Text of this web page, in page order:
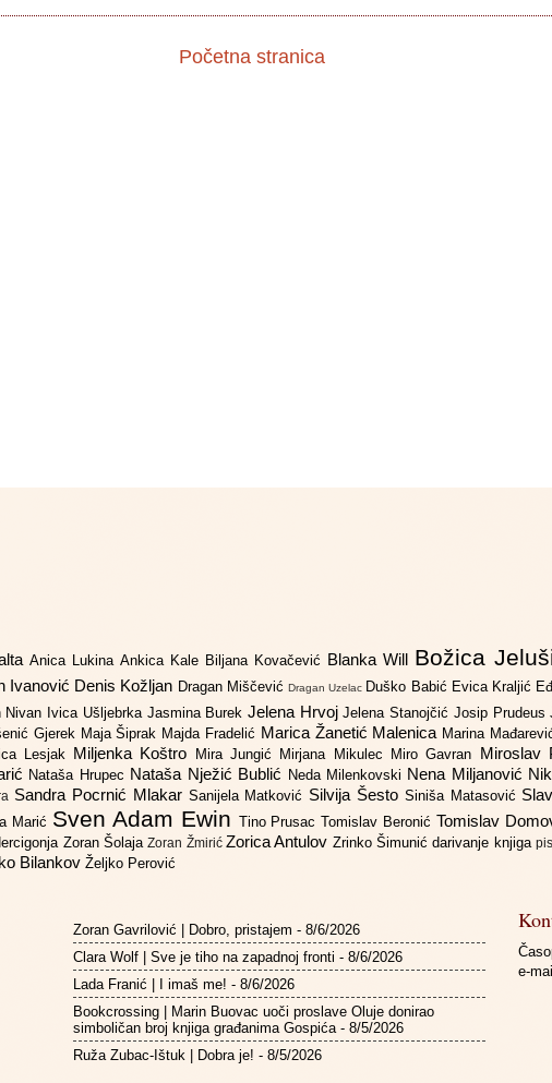
Početna stranica
Anica Lukina Ankica Kale Biljana Kovačević Blanka Will Božica
Ivanović Denis Kožljan Dragan MiščevićDragan Uzelac Duško Babić Evica Kraljić
Nivan Ivica Ušljebrka Jasmina BurekJelena HrvojJelena Stanojčić Josip Prudeus
Gjerek Maja Šiprak Majda Fradelić Marica Žanetić Malenica Marina
Lesjak Miljenka Koštro Mira Jungić Mirjana Mikulec Miro Gavran Miroslav
Nataša Hrupec Nataša Nježić Bublić Neda Milenkovski Nena Miljanović
Sandra Pocrnić Mlakar Sanijela Matković Silvija Šesto Siniša Matasović
Marić Sven Adam Ewin Tino PrusacTomislav Beronić Tomislav
Zoran ŠolajaZoran ŽmirićZorica Antulov Zrinko Šimunićdarivanje knjiga
Bilankov Željko Perović
Zoran Gavrilović | Dobro, pristajem - 8/6/2026
Clara Wolf | Sve je tiho na zapadnoj fronti - 8/6/2026
Lada Franić | I imaš me! - 8/6/2026
Bookcrossing | Marin Buovac uoči proslave Oluje donirao
simboličan broj knjiga građanima Gospića- 8/5/2026
Ruža Zubac-Ištuk | Dobra je! - 8/5/2026
e-